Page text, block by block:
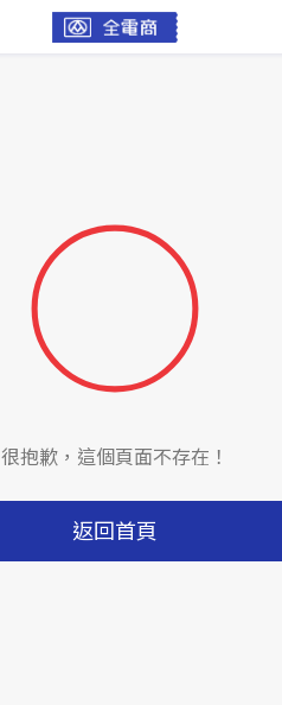
很抱歉，這個頁面不存在！
返回首頁